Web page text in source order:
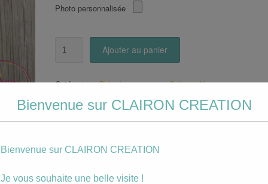
Photo personnalisée
Point
d'interrogation
Ajouter au panier
Catégories :Bola de grossesse,Colliers,Naissance /
femme enceinte ,naissance
Description
Bola de grossesse avec bille musicale.
Bienvenue sur CLAIRON CREATION
Bienvenue sur CLAIRON CREATION
Je vous souhaite une belle visite !